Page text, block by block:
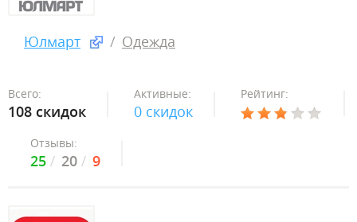
Юлмарт Одежда
Всего:
108 скидок
Активные:
0 скидок
Рейтинг:
Отзывы:
25 20 9